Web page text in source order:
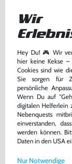
Grand Theft Auto V
Wir
Hey Du! 🎮 Wir
hier keine Kekse –
Cookies sind wie
Sie sorgen für
persönliche
Wenn Du auf
digitalen Helferlein
Nebenquests
einverstanden,
werden können.
Daten in den USA
Nur Notwendige